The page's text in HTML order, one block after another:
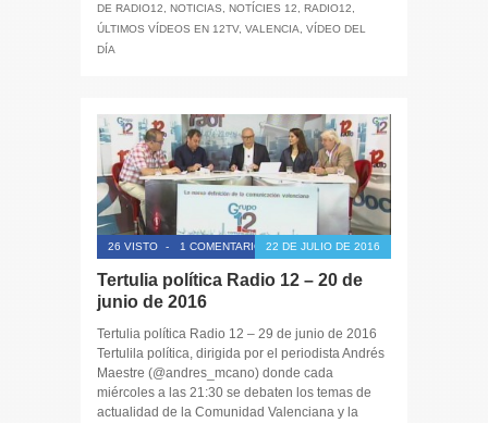
DE RADIO12
NOTICIAS NOTÍCIES 12 RADIO12
ÚLTIMOS VÍDEOS EN 12TV, VALENCIA
VÍDEO DEL
DÍA
26 VISTO - 1 COMENTARIO 22 DE JULIO DE 2016
Tertulia política Radio 12 – 20 de
junio de 2016
Tertulia política Radio 12 – 29 de junio de 2016
Tertulila política, dirigida por el periodista Andrés
Maestre (@andres_mcano) donde cada
miércoles a las 21:30 se debaten los temas de
actualidad de la Comunidad Valenciana y la